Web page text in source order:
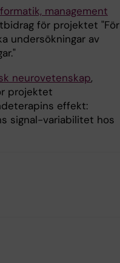
management
för projektet "För
undersökningar av
neurovetenskap,
projektet
effekt:
signal-variabilitet hos